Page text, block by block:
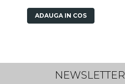
ADAUGA IN COS
NEWSLETTER